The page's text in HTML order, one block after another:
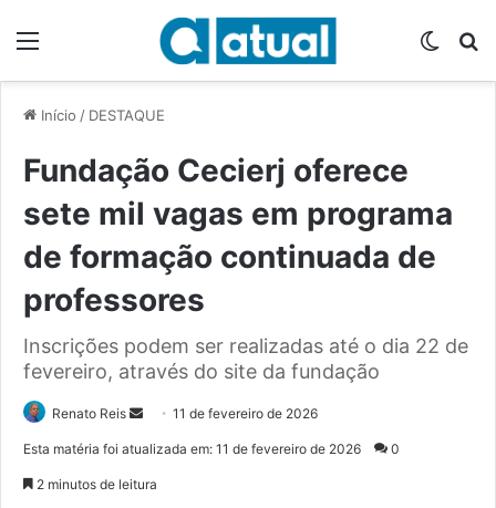
Início / DESTAQUE
Fundação Cecierj oferece
sete mil vagas em programa
de formação continuada de
professores
Inscrições podem ser realizadas até o dia 22 de
fevereiro, através do site da fundação
Renato Reis
d
11 de fevereiro de 2026
Esta matéria foi atualizada em: 11 de fevereiro de 2026 0
2 minutos de leitura